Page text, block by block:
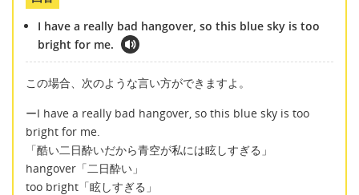
I have a really bad hangover, so this blue sky is too
bright for me.
この場合、次のような言い方ができますよ。
ーI have a really bad hangover, so this blue sky is too
bright for me.
「酷い二日酔いだから青空が私には眩しすぎる」
hangover「二日酔い」
too bright「眩しすぎる」